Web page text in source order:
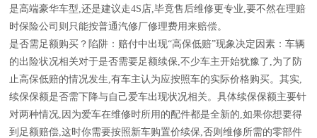
是高端豪华车型,还是建议走4S店,毕竟售后维修更专业,要不然在理赔
时保险公司则只能按普通汽修厂修理费用来赔偿。
是否需足额购买？陷阱：赔付中出现“高保低赔”现象决定因素：车辆
的出险状况相关对于是否需要足额续保,不少车主开始犹豫了,为了防
止高保低赔的情况发生,有车主认为应按照车的实际价格购买。其实,
续保保额是否需下降与自己爱车出现状况相关。具体续保保额主要针
对两种情况,因为爱车在维修时所用的配件都是全新的,如果你想要得
到足额赔偿,这时你需要按照新车购置价续保,否则维修所需的零部件